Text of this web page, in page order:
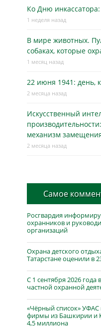
Ко Дню
1 неделя назад
В мире животных.
собаках, которые
1 месяц назад
22 июня 1941: день,
2 месяца назад
Искусственный
механизм
2 месяца назад
Самое
Росгвардия
охранников и
организаций
Охрана детского
Татарстане оценили в
С 1 сентября 2026 года
частной охранной
«Чёрный список»
фирмы из Башкирии и
4,5 миллиона